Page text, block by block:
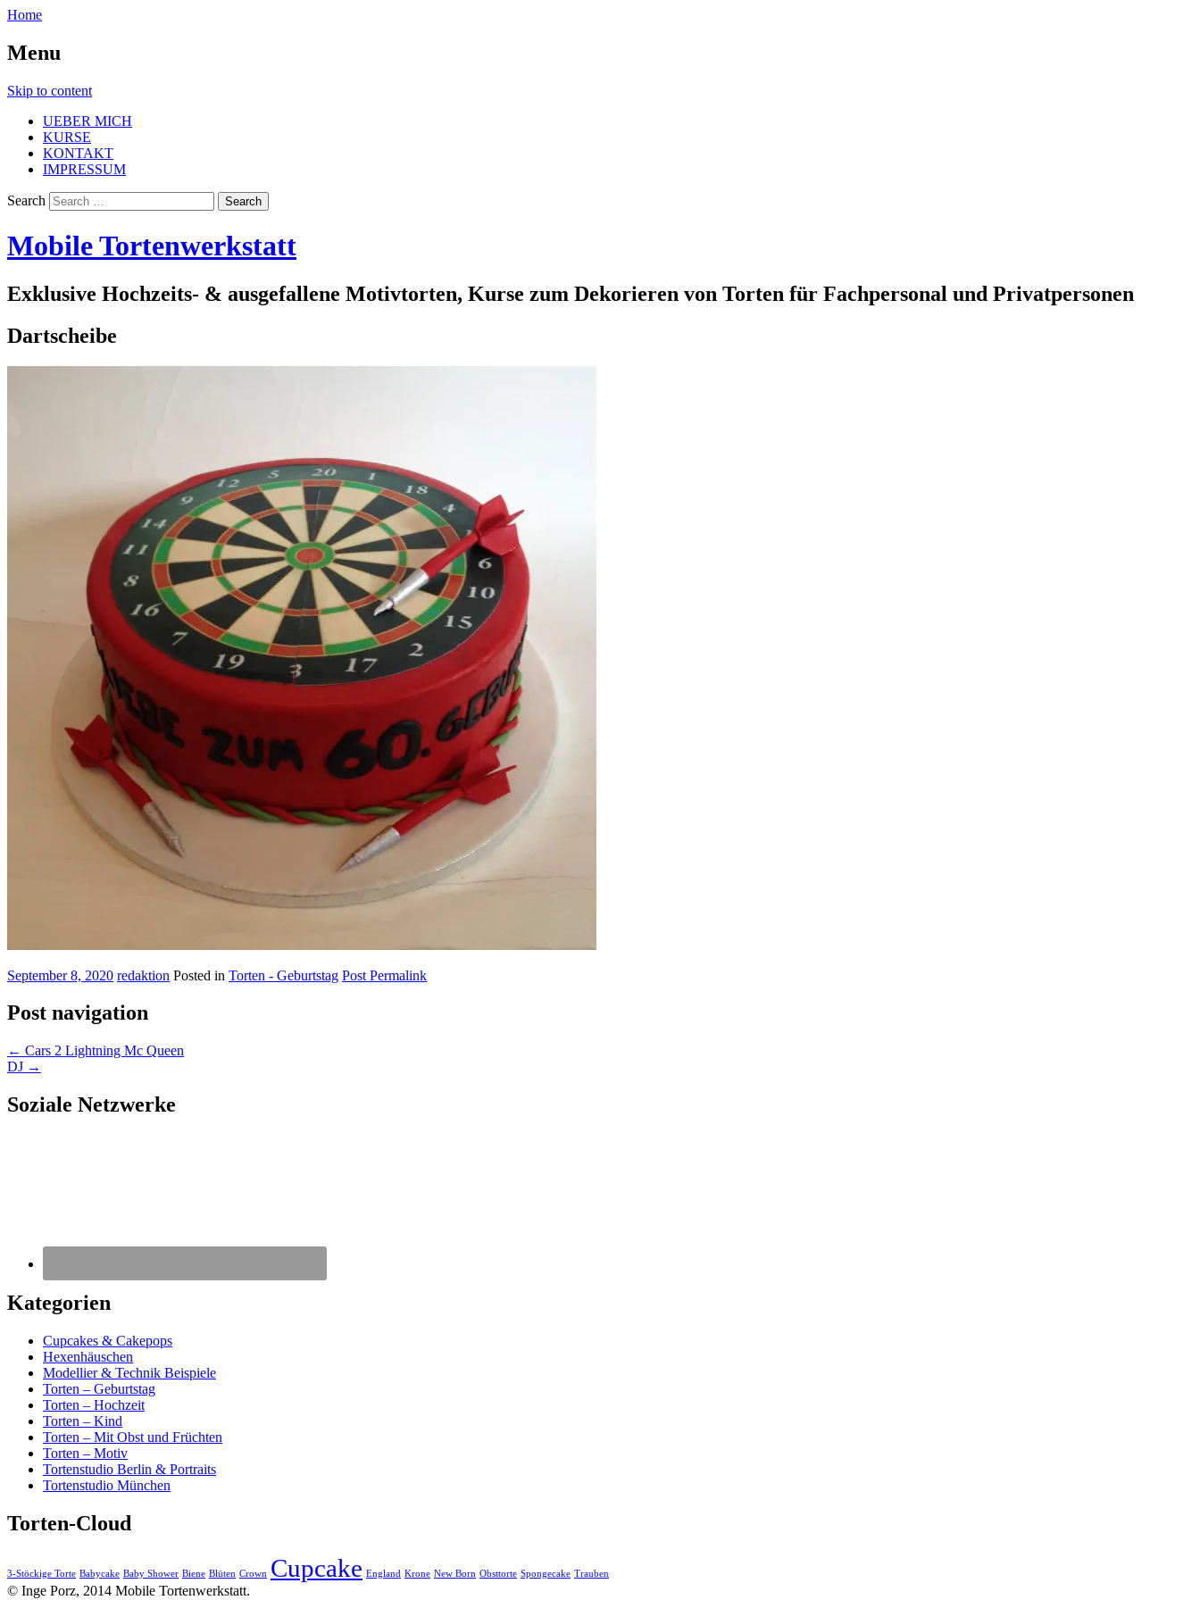
Home
Menu
Skip to content
UEBER MICH
KURSE
KONTAKT
IMPRESSUM
Search
Mobile Tortenwerkstatt
Exklusive Hochzeits- & ausgefallene Motivtorten, Kurse zum Dekorieren von Torten für Fachpersonal und Privatpersonen
Dartscheibe
September 8, 2020 redaktion Posted in Torten - Geburtstag Post Permalink
Post navigation
← Cars 2 Lightning Mc Queen
DJ →
Soziale Netzwerke
Kategorien
Cupcakes & Cakepops
Hexenhäuschen
Modellier & Technik Beispiele
Torten – Geburtstag
Torten – Hochzeit
Torten – Kind
Torten – Mit Obst und Früchten
Torten – Motiv
Tortenstudio Berlin & Portraits
Tortenstudio München
Torten-Cloud
3-Stöckige Torte Babycake Baby Shower Biene Blüten Crown Cupcake England Krone New Born Obsttorte Spongecake Trauben
© Inge Porz, 2014 Mobile Tortenwerkstatt.